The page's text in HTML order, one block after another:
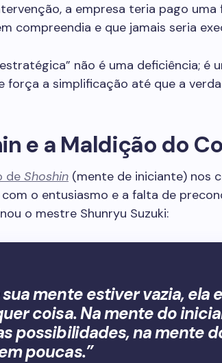
a empresa teria pago
compreendia e que jamais seria
não é uma deficiência; é
força a simplificação até que a
e a Maldição do
de Shoshin (mente de iniciante) nos
o entusiasmo e a falta de
o mestre Shunryu Suzuki:
sua mente estiver vazia, ela
coisa. Na mente do
possibilidades, na mente
poucas.”